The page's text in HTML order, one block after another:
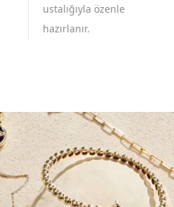
ustalığıyla özenle
hazırlanır.